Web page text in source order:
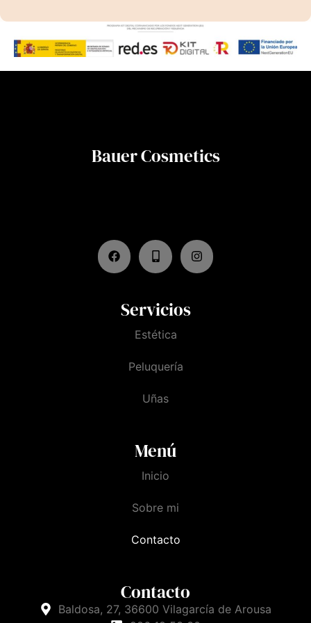
Bauer Cosmetics
Servicios
Estética
Peluquería
Uñas
Menú
Inicio
Sobre mi
Contacto
Contacto
Baldosa, 27, 36600 Vilagarcía de Arousa